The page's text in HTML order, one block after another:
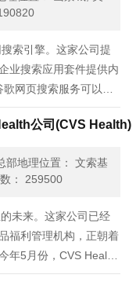
索引擎。这家公司提
业搜索应用套件提供内
网页搜索服务可以访
Search），可以在网
......公司(CVS Health)
部地理位置： 文索基
： 259500
未来。这家公司已经
福利管理机构，正朝着
年5月份，CVS Health
愈加清晰。Omnicare